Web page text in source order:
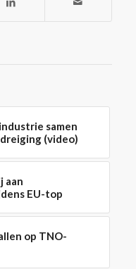
samen
(video)
aan
EU-top
op TNO-